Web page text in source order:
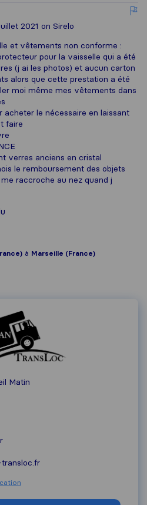
2021 on Sirelo
et vêtements non conforme :
pour la vaisselle qui a été
(j ai les photos) et aucun carton
alors que cette prestation a été
moi même mes vêtements dans
acheter le nécessaire en laissant
faire
verres anciens en cristal
le remboursement des objets
raccroche au nez quand j
à Marseille (France)
Matin